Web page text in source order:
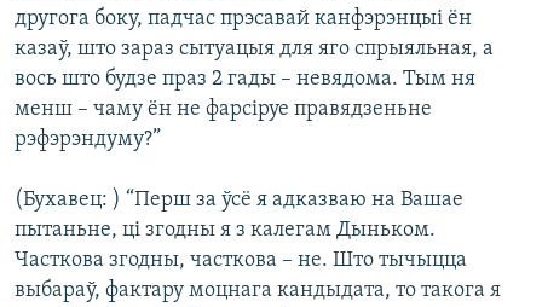
другога боку, падчас прэсавай канфэрэнцыі ён
казаў, што зараз сытуацыя для яго спрыяльная, а
вось што будзе праз 2 гады – невядома. Тым ня
менш – чаму ён не фарсіруе правядзеньне
рэфэрэндуму?”
(Бухавец: ) “Перш за ўсё я адказваю на Вашае
пытаньне, ці згодны я з калегам Дыньком.
Часткова згодны, часткова – не. Што тычыцца
выбараў, фактару моцнага кандыдата, то такога я